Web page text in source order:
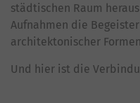
städtischen Raum
Aufnahmen die
architektonischer
Und hier ist die